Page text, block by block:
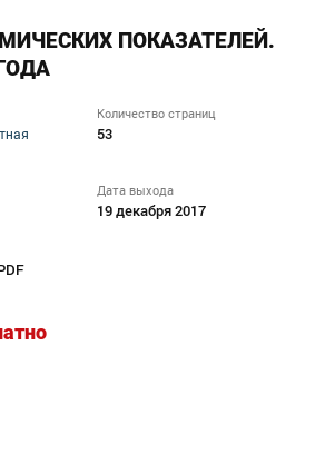
ПОКАЗАТЕЛЕЙ.
Количество страниц
53
Дата выхода
19 декабря 2017